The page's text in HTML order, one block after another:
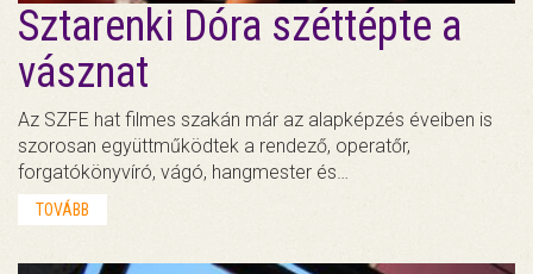
Sztarenki Dóra széttépte a
vásznat
Az SZFE hat filmes szakán már az alapképzés éveiben is
szorosan együttműködtek a rendező, operatőr,
forgatókönyvíró, vágó, hangmester és…
TOVÁBB